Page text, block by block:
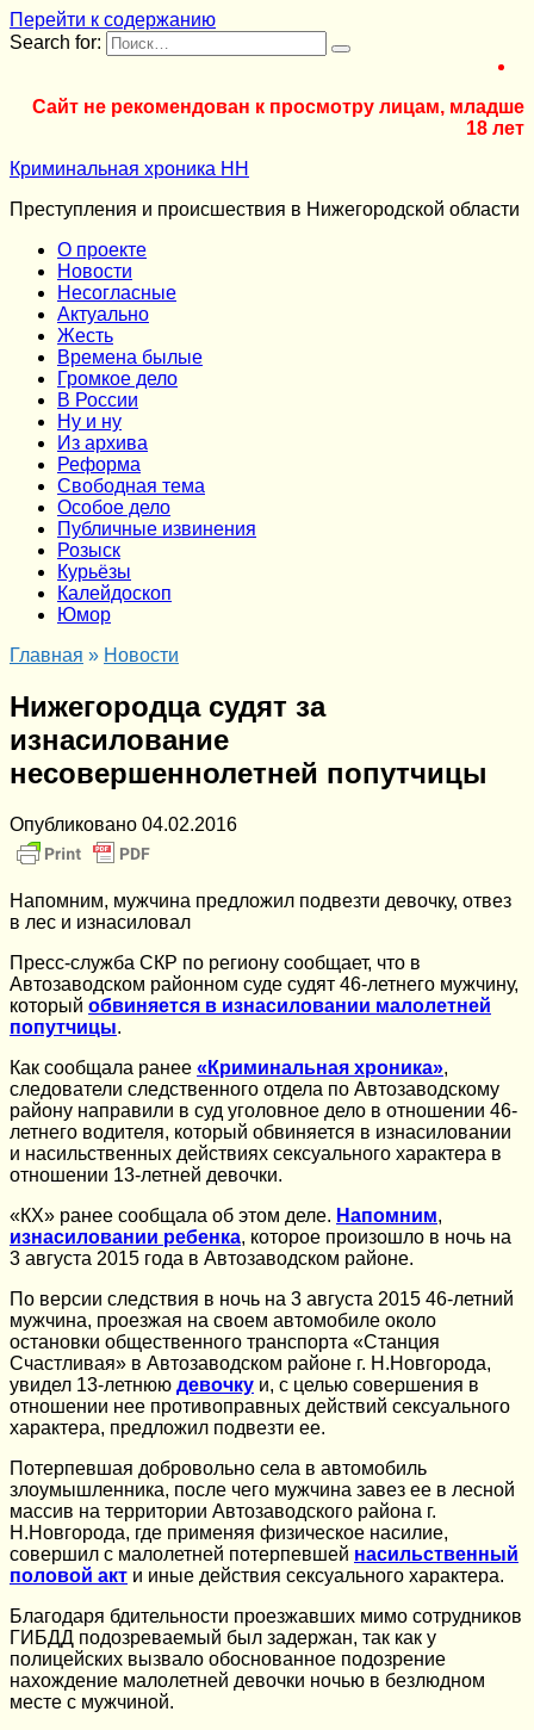
Перейти к содержанию
Search for:
Сайт не рекомендован к просмотру лицам, младше
18 лет
Криминальная хроника НН
Преступления и происшествия в Нижегородской области
О проекте
Новости
Несогласные
Актуально
Жесть
Времена былые
Громкое дело
В России
Ну и ну
Из архива
Реформа
Cвободная тема
Особое дело
Публичные извинения
Розыск
Курьёзы
Калейдоскоп
Юмор
Главная » Новости
Нижегородца судят за
изнасилование
несовершеннолетней попутчицы
Опубликовано 04.02.2016
Напомним, мужчина предложил подвезти девочку, отвез
в лес и изнасиловал
Пресс-служба СКР по региону сообщает, что в
Автозаводском районном суде судят 46-летнего мужчину,
который обвиняется в изнасиловании малолетней
попутчицы.
Как сообщала ранее «Криминальная хроника»,
следователи следственного отдела по Автозаводскому
району направили в суд уголовное дело в отношении 46-
летнего водителя, который обвиняется в изнасиловании
и насильственных действиях сексуального характера в
отношении 13-летней девочки.
«КХ» ранее сообщала об этом деле. Напомним,
изнасиловании ребенка, которое произошло в ночь на
3 августа 2015 года в Автозаводском районе.
По версии следствия в ночь на 3 августа 2015 46-летний
мужчина, проезжая на своем автомобиле около
остановки общественного транспорта «Станция
Счастливая» в Автозаводском районе г. Н.Новгорода,
увидел 13-летнюю девочку и, с целью совершения в
отношении нее противоправных действий сексуального
характера, предложил подвезти ее.
Потерпевшая добровольно села в автомобиль
злоумышленника, после чего мужчина завез ее в лесной
массив на территории Автозаводского района г.
Н.Новгорода, где применяя физическое насилие,
совершил с малолетней потерпевшей насильственный
половой акт и иные действия сексуального характера.
Благодаря бдительности проезжавших мимо сотрудников
ГИБДД подозреваемый был задержан, так как у
полицейских вызвало обоснованное подозрение
нахождение малолетней девочки ночью в безлюдном
месте с мужчиной.